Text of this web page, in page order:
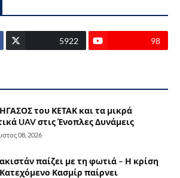
5922 98
του ΚΕΤΑΚ και τα μικρά
UAV στις Ένοπλες Δυνάμεις
08, 2026
παίζει με τη φωτιά – Η κρίση
Κασμίρ παίρνει